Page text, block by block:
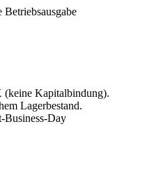
(keine Kapitalbindung).
Lagerbestand.
Business-Day